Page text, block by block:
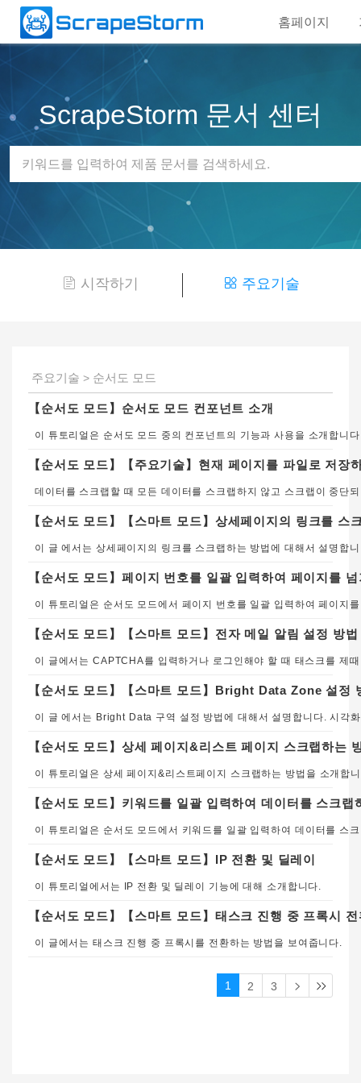
홈페이지
ScrapeStorm 문서 센터
시작하기 주요기술
주요기술 > 순서도 모드
【순서도 모드】순서도 모드 컨포넌트 소개
이 튜토리얼은 순서도 모드 중의 컨포넌트의 기능과 사용을 소개합니
【순서도 모드】【주요기술】현재 페이지를 파일로 저장
【순서도 모드】【스마트 모드】상세페이지의 링크를 스
【순서도 모드】페이지 번호를 일괄 입력하여 페이지를
【순서도 모드】【스마트 모드】전자 메일 알림 설정 방법
【순서도 모드】【스마트 모드】Bright Data Zone 설정
【순서도 모드】상세 페이지&리스트 페이지 스크랩하는
【순서도 모드】키워드를 일괄 입력하여 데이터를 스크랩
【순서도 모드】【스마트 모드】IP 전환 및 딜레이
이 튜토리얼에서는 IP 전환 및 딜레이 기능에 대해 소개합니다.
【순서도 모드】【스마트 모드】태스크 진행 중 프록시
이 글에서는 태스크 진행 중 프록시를 전환하는 방법을 보여줍니다.
1 2 3